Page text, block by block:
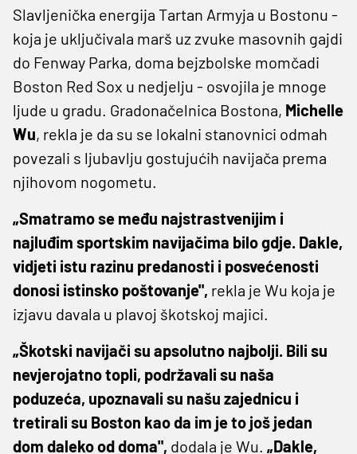
Slavljenička energija Tartan Armyja u Bostonu -
koja je uključivala marš uz zvuke masovnih gajdi
do Fenway Parka, doma bejzbolske momčadi
Boston Red Sox u nedjelju - osvojila je mnoge
ljude u gradu. Gradonačelnica Bostona, Michelle
Wu, rekla je da su se lokalni stanovnici odmah
povezali s ljubavlju gostujućih navijača prema
njihovom nogometu.
„Smatramo se među najstrastvenijim i
najluđim sportskim navijačima bilo gdje. Dakle,
vidjeti istu razinu predanosti i posvećenosti
donosi istinsko poštovanje", rekla je Wu koja je
izjavu davala u plavoj škotskoj majici.
„Škotski navijači su apsolutno najbolji. Bili su
nevjerojatno topli, podržavali su naša
poduzeća, upoznavali su našu zajednicu i
tretirali su Boston kao da im je to još jedan
dom daleko od doma", dodala je Wu. „Dakle,